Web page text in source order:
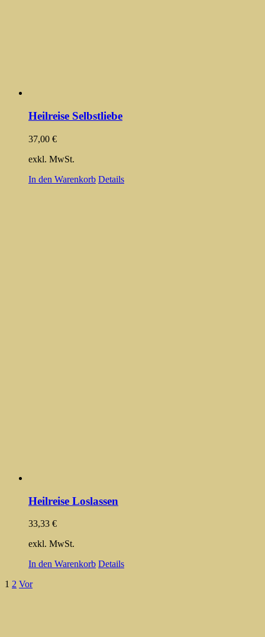
Heilreise Selbstliebe
37,00 €
exkl. MwSt.
In den Warenkorb Details
Heilreise Loslassen
33,33 €
exkl. MwSt.
In den Warenkorb Details
1 2 Vor